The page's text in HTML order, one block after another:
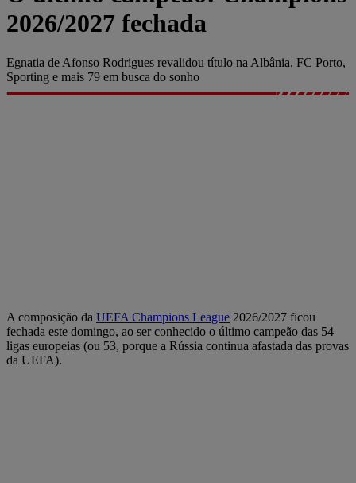
2026/2027 fechada
Egnatia de Afonso Rodrigues revalidou título na Albânia. FC Porto,
Sporting e mais 79 em busca do sonho
A composição da UEFA Champions League 2026/2027 ficou
fechada este domingo, ao ser conhecido o último campeão das 54
ligas europeias (ou 53, porque a Rússia continua afastada das provas
da UEFA).